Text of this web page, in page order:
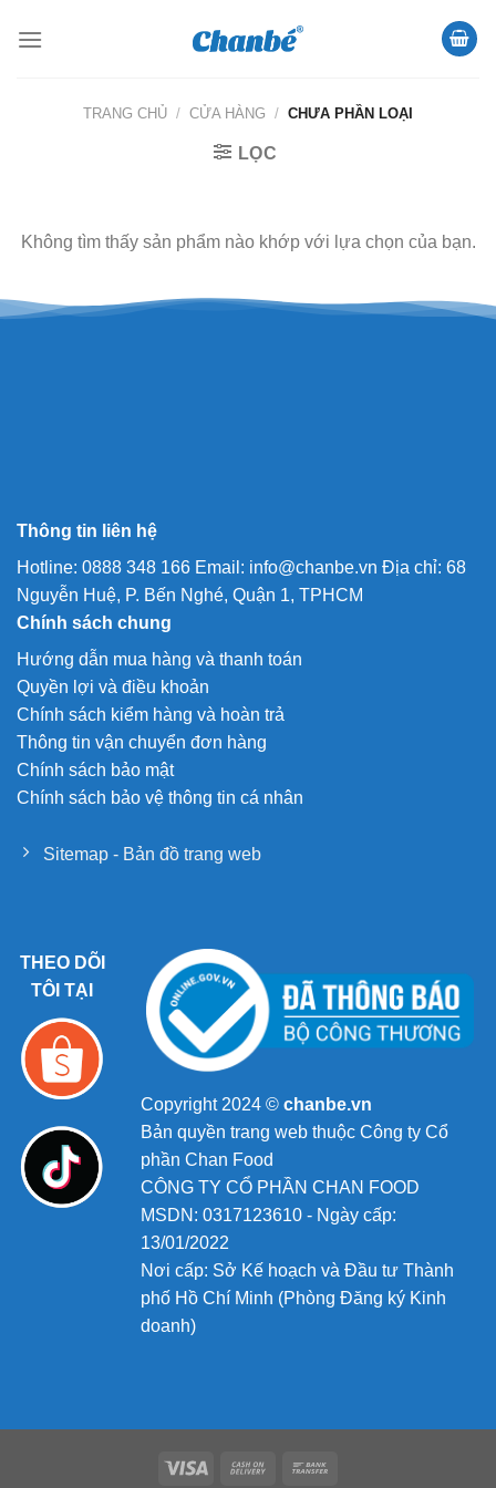
TRANG CHỦ / CỬA HÀNG / CHƯA PHẦN LOẠI
LỌC
Không tìm thấy sản phẩm nào khớp với lựa chọn của bạn.
Thông tin liên hệ
Hotline: 0888 348 166 Email: info@chanbe.vn Địa chỉ: 68
Nguyễn Huệ, P. Bến Nghé, Quận 1, TPHCM
Chính sách chung
Hướng dẫn mua hàng và thanh toán
Quyền lợi và điều khoản
Chính sách kiểm hàng và hoàn trả
Thông tin vận chuyển đơn hàng
Chính sách bảo mật
Chính sách bảo vệ thông tin cá nhân
Sitemap - Bản đồ trang web
THEO DÕI
TÔI TẠI
Copyright 2024 © chanbe.vn
Bản quyền trang web thuộc Công ty Cổ
phần Chan Food
CÔNG TY CỔ PHẦN CHAN FOOD
MSDN: 0317123610 - Ngày cấp:
13/01/2022
Nơi cấp: Sở Kế hoạch và Đầu tư Thành
phố Hồ Chí Minh (Phòng Đăng ký Kinh
doanh)